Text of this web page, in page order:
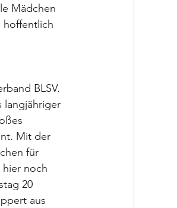
Mädchen
hoffentlich
BLSV.
langjähriger
Mit der
für
hier noch
20
aus